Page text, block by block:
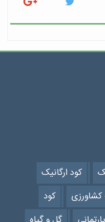
کود ارگانیک
کشاورزی
کود